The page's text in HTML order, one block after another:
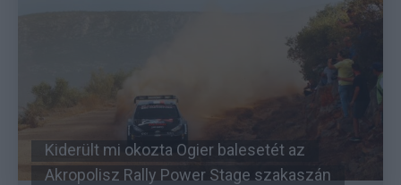
Kiderült mi okozta Ogier balesetét az
Akropolisz Rally Power Stage szakaszán